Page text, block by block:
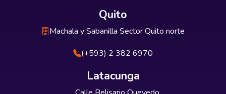
Quito
Machala y Sabanilla Sector Quito norte
(+593) 2 382 6970
Latacunga